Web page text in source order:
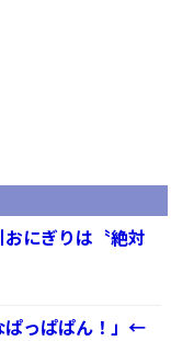
にぎりは〝絶対
ぱっぱぱん！」←